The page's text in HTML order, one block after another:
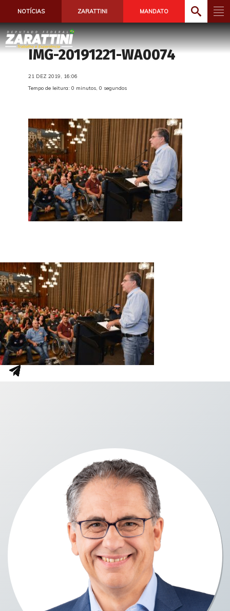
NOTÍCIAS ZARATTINI MANDATO
IMG-20191221-WA0074
21 DEZ 2019, 16:06
Tempo de leitura: 0 minutos, 0 segundos